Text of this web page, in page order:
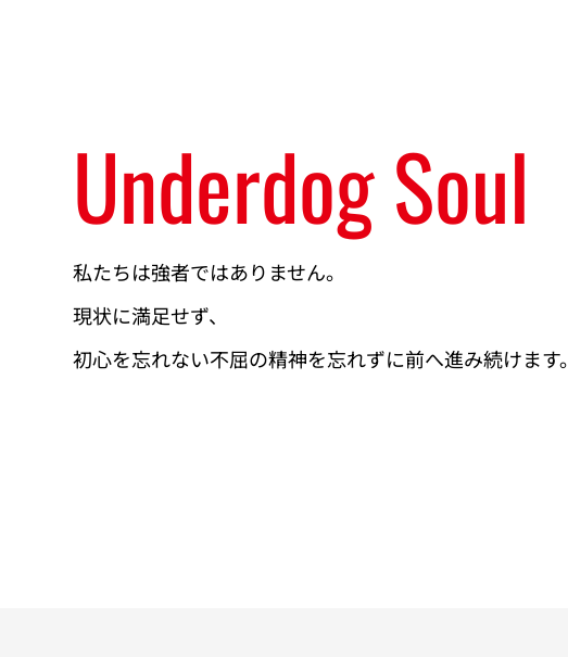
Underdog Soul
私たちは強者ではありません。
現状に満足せず、
初心を忘れない不屈の精神を忘れずに前へ進み続けます。